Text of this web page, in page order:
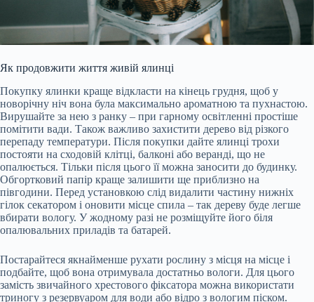
Як продовжити життя живій ялинці
Покупку ялинки краще відкласти на кінець грудня, щоб у
новорічну ніч вона була максимально ароматною та пухнастою.
Вирушайте за нею з ранку – при гарному освітленні простіше
помітити вади. Також важливо захистити дерево від різкого
перепаду температури. Після покупки дайте ялинці трохи
постояти на сходовій клітці, балконі або веранді, що не
опалюється. Тільки після цього її можна заносити до будинку.
Обгортковий папір краще залишити ще приблизно на
півгодини. Перед установкою слід видалити частину нижніх
гілок секатором і оновити місце спила – так дереву буде легше
вбирати вологу. У жодному разі не розміщуйте його біля
опалювальних приладів та батарей.
Постарайтеся якнайменше рухати рослину з місця на місце і
подбайте, щоб вона отримувала достатньо вологи. Для цього
замість звичайного хрестового фіксатора можна використати
триногу з резервуаром для води або відро з вологим піском.